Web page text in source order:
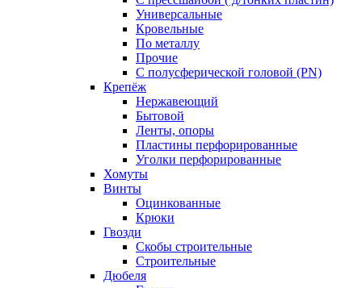
Универсальные
Кровельные
По металлу
Прочие
С полусферической головой (PN)
Крепёж
Нержавеющий
Бытовой
Ленты, опоры
Пластины перфорированные
Уголки перфорированные
Хомуты
Винты
Оцинкованные
Крюки
Гвозди
Скобы строительные
Строительные
Дюбеля